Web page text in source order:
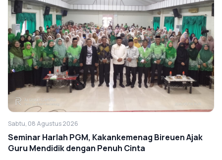
Sabtu, 08 Agustus 2026
Seminar Harlah PGM, Kakankemenag Bireuen Ajak
Guru Mendidik dengan Penuh Cinta